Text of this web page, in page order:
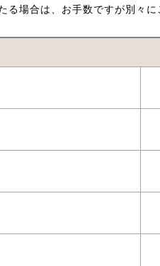
る場合は、お手数ですが別々に